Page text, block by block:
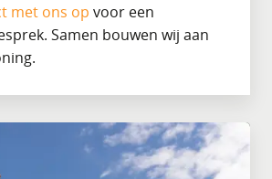
met ons op voor een
Samen bouwen wij aan